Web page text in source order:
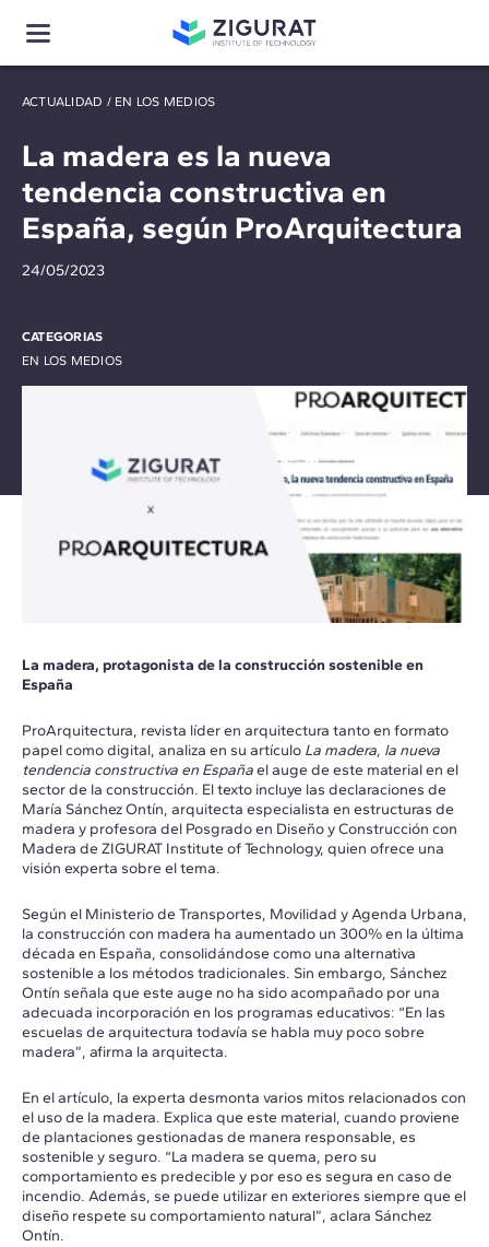
ACTUALIDAD / EN LOS MEDIOS
La madera es la nueva
tendencia constructiva en
España, según ProArquitectura
24/05/2023
CATEGORIAS
EN LOS MEDIOS
La madera, protagonista de la construcción sostenible en
España
ProArquitectura, revista líder en arquitectura tanto en formato
papel como digital, analiza en su artículo La madera, la nueva
tendencia constructiva en Españael auge de este material en el
sector de la construcción. El texto incluye las declaraciones de
María Sánchez Ontín, arquitecta especialista en estructuras de
madera y profesora del Posgrado en Diseño y Construcción con
Madera de ZIGURAT Institute of Technology, quien ofrece una
visión experta sobre el tema.
Según el Ministerio de Transportes, Movilidad y Agenda Urbana,
la construcción con madera ha aumentado un 300% en la última
década en España, consolidándose como una alternativa
sostenible a los métodos tradicionales. Sin embargo, Sánchez
Ontín señala que este auge no ha sido acompañado por una
adecuada incorporación en los programas educativos: “En las
escuelas de arquitectura todavía se habla muy poco sobre
madera”, afirma la arquitecta.
En el artículo, la experta desmonta varios mitos relacionados con
el uso de la madera. Explica que este material, cuando proviene
de plantaciones gestionadas de manera responsable, es
sostenible y seguro. “La madera se quema, pero su
comportamiento es predecible y por eso es segura en caso de
incendio. Además, se puede utilizar en exteriores siempre que el
diseño respete su comportamiento natural”, aclara Sánchez
Ontín.